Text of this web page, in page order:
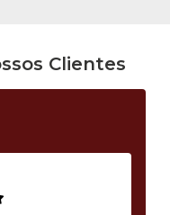
Clientes